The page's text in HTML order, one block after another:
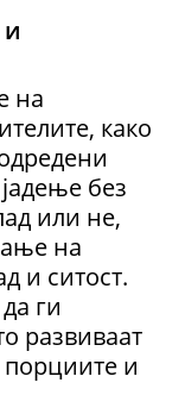
на
како
без
или не,
на
и ситост.
ги
развиваат
и